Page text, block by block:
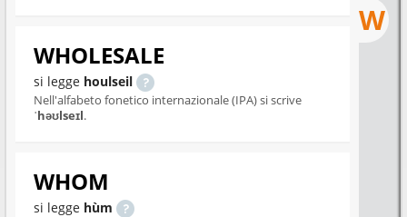
W
WHOLESALE
si legge houlseil
Nell'alfabeto fonetico internazionale (IPA) si scrive
ˈhəʊlseɪl.
WHOM
si legge hùm